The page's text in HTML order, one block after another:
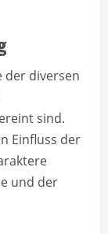
der diversen
sind.
Einfluss der
und der